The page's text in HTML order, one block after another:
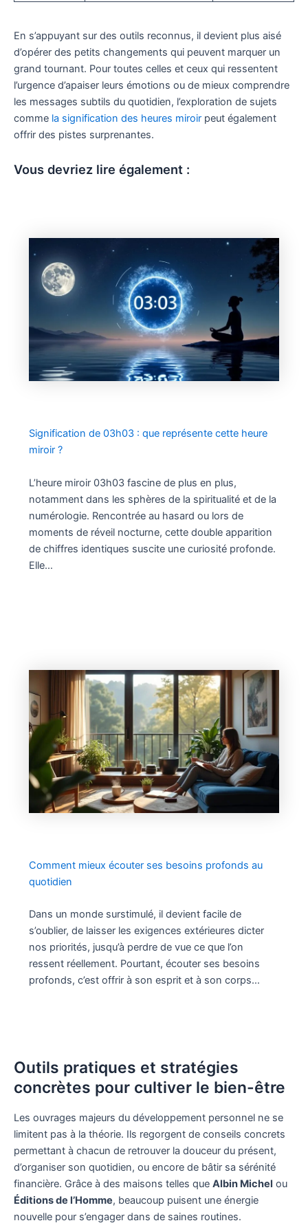
En s’appuyant sur des outils reconnus, il devient plus aisé
d’opérer des petits changements qui peuvent marquer un
grand tournant. Pour toutes celles et ceux qui ressentent
l’urgence d’apaiser leurs émotions ou de mieux comprendre
les messages subtils du quotidien, l’exploration de sujets
comme la signification des heures miroir peut également
offrir des pistes surprenantes.
Vous devriez lire également :
Signification de 03h03 : que représente cette heure
miroir ?
L’heure miroir 03h03 fascine de plus en plus,
notamment dans les sphères de la spiritualité et de la
numérologie. Rencontrée au hasard ou lors de
moments de réveil nocturne, cette double apparition
de chiffres identiques suscite une curiosité profonde.
Elle…
Comment mieux écouter ses besoins profonds au
quotidien
Dans un monde surstimulé, il devient facile de
s’oublier, de laisser les exigences extérieures dicter
nos priorités, jusqu’à perdre de vue ce que l’on
ressent réellement. Pourtant, écouter ses besoins
profonds, c’est offrir à son esprit et à son corps…
Outils pratiques et stratégies
concrètes pour cultiver le bien-être
Les ouvrages majeurs du développement personnel ne se
limitent pas à la théorie. Ils regorgent de conseils concrets
permettant à chacun de retrouver la douceur du présent,
d’organiser son quotidien, ou encore de bâtir sa sérénité
financière. Grâce à des maisons telles que Albin Michel ou
Éditions de l’Homme, beaucoup puisent une énergie
nouvelle pour s’engager dans de saines routines.